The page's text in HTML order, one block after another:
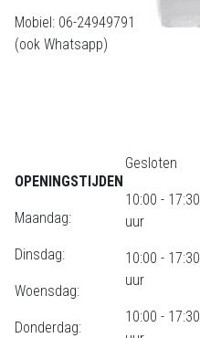
Mobiel: 06-24949791
(ook Whatsapp)
OPENINGSTIJDEN
Maandag:
Dinsdag:
Woensdag:
Donderdag:
Gesloten
10:00 - 17:30
uur
10:00 - 17:30
uur
10:00 - 17:30